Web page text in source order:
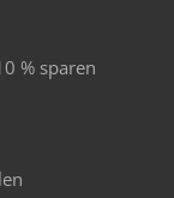
% sparen